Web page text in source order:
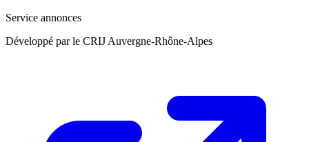
Service annonces
Développé par le CRIJ Auvergne-Rhône-Alpes